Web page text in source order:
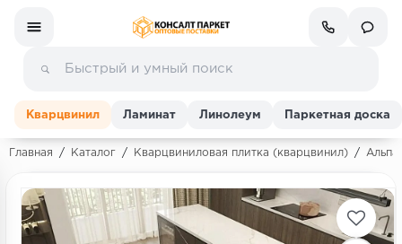
Ламинат
Линолеум
Кварцвинил Ламинат Линолеум Паркетная доска
Главная / Каталог / Кварцвиниловая плитка (кварцвинил) /